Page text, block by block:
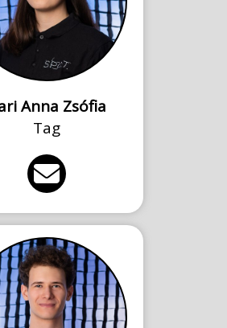
Anna Zsófia
Tag